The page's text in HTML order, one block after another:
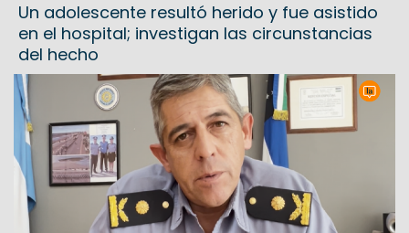
Un adolescente resultó herido y fue asistido
en el hospital; investigan las circunstancias
del hecho